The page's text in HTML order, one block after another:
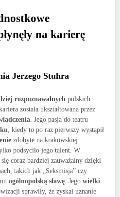
na karierę
Jerzego Stuhra
rozpoznawalnych polskich
została ukształtowana przez
. Jego pasja do teatru
, kiedy to po raz pierwszy wystąpił
zdobyte na krakowskiej
podsyciło jego talent. W
coraz bardziej zauważalny dzięki
takich jak „Seksmisja” czy
ogólnopolską sławę . Jego wielki
sprawiły, że zyskał uznanie